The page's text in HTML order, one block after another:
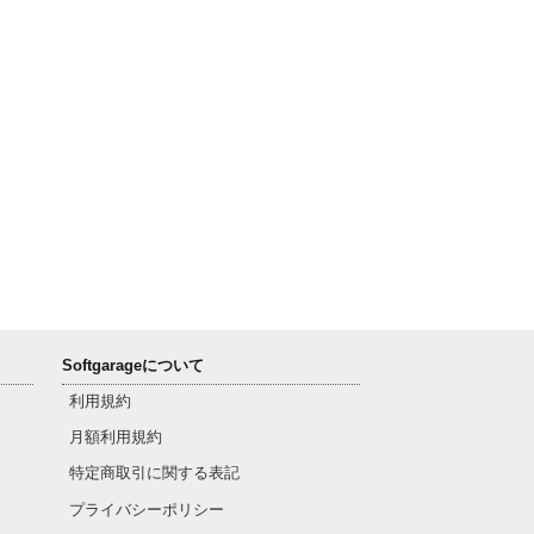
Softgarageについて
利用規約
月額利用規約
特定商取引に関する表記
プライバシーポリシー